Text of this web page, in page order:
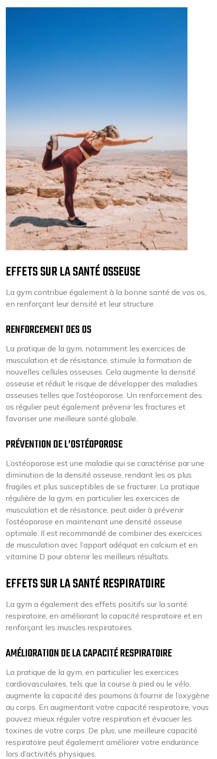
EFFETS SUR LA SANTÉ OSSEUSE
La gym contribue également à la bonne santé de vos os,
en renforçant leur densité et leur structure.
RENFORCEMENT DES OS
La pratique de la gym, notamment les exercices de
musculation et de résistance, stimule la formation de
nouvelles cellules osseuses. Cela augmente la densité
osseuse et réduit le risque de développer des maladies
osseuses telles que l’ostéoporose. Un renforcement des
os régulier peut également prévenir les fractures et
favoriser une meilleure santé globale.
PRÉVENTION DE L’OSTÉOPOROSE
L’ostéoporose est une maladie qui se caractérise par une
diminution de la densité osseuse, rendant les os plus
fragiles et plus susceptibles de se fracturer. La pratique
régulière de la gym, en particulier les exercices de
musculation et de résistance, peut aider à prévenir
l’ostéoporose en maintenant une densité osseuse
optimale. Il est recommandé de combiner des exercices
de musculation avec l’apport adéquat en calcium et en
vitamine D pour obtenir les meilleurs résultats.
EFFETS SUR LA SANTÉ RESPIRATOIRE
La gym a également des effets positifs sur la santé
respiratoire, en améliorant la capacité respiratoire et en
renforçant les muscles respiratoires.
AMÉLIORATION DE LA CAPACITÉ RESPIRATOIRE
La pratique de la gym, en particulier les exercices
cardiovasculaires, tels que la course à pied ou le vélo,
augmente la capacité des poumons à fournir de l’oxygène
au corps. En augmentant votre capacité respiratoire, vous
pouvez mieux réguler votre respiration et évacuer les
toxines de votre corps. De plus, une meilleure capacité
respiratoire peut également améliorer votre endurance
lors d’activités physiques.